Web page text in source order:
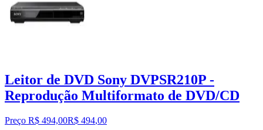
Leitor de DVD Sony DVPSR210P -
Reprodução Multiformato de DVD/CD
Preço R$ 494,00R$ 494,00